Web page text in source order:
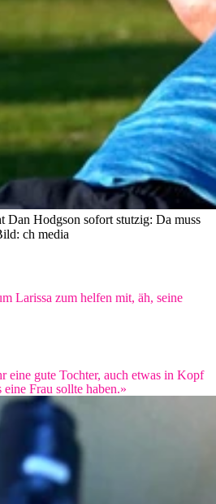
Dan Hodgson sofort stutzig: Da muss
ch media
Larissa zum helfen mit, äh, seine
eine gute Tochter, auch etwas in Kopf
Frau sollte haben.»